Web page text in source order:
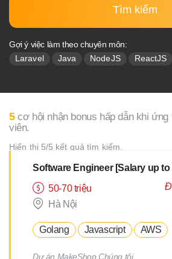
Tìm kiếm
Gợi ý việc làm theo chuyên môn:
Laravel Java NodeJS ReactJS
5cơ hội nhận bonus hấp dẫn khi
viên.
Hiển thị 5/5 kết quả tìm kiếm.
50-70 triệu
Hà Nội
Golang Javascript AWS
Dự án MakeShop Chúng tôi